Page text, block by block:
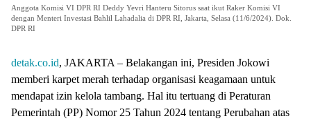
Anggota Komisi VI DPR RI Deddy Yevri Hanteru Sitorus saat ikut Raker Komisi VI
dengan Menteri Investasi Bahlil Lahadalia di DPR RI, Jakarta, Selasa (11/6/2024). Dok.
DPR RI
detak.co.id, JAKARTA – Belakangan ini, Presiden Jokowi
memberi karpet merah terhadap organisasi keagamaan untuk
mendapat izin kelola tambang. Hal itu tertuang di Peraturan
Pemerintah (PP) Nomor 25 Tahun 2024 tentang Perubahan atas